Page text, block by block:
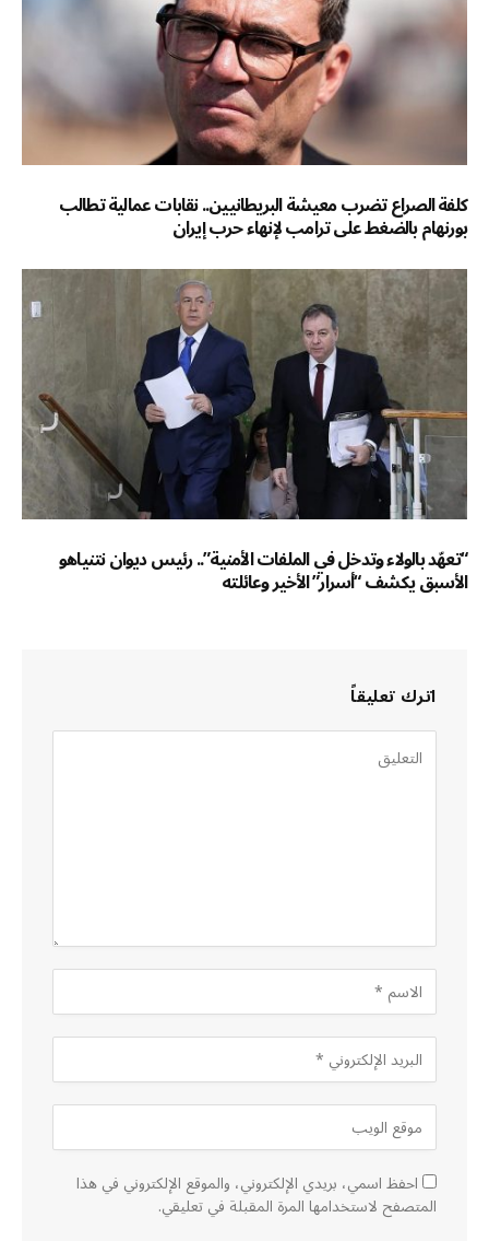
كلفة الصراع تضرب معيشة البريطانيين.. نقابات عمالية تطالب
بورنهام بالضغط على ترامب لإنهاء حرب إيران
“تعهّد بالولاء وتدخل في الملفات الأمنية”.. رئيس ديوان نتنياهو
الأسبق يكشف “أسرار” الأخير وعائلته
اترك تعليقاً
احفظ اسمي، بريدي الإلكتروني، والموقع الإلكتروني في هذا
المتصفح لاستخدامها المرة المقبلة في تعليقي.